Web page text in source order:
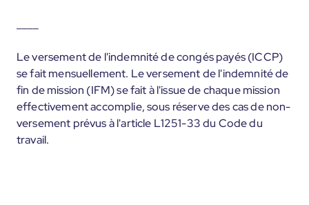
Le versement de l'indemnité de congés payés (ICCP)
se fait mensuellement. Le versement de l'indemnité de
fin de mission (IFM) se fait à l'issue de chaque mission
effectivement accomplie, sous réserve des cas de non-
versement prévus à l'article L1251-33 du Code du
travail.